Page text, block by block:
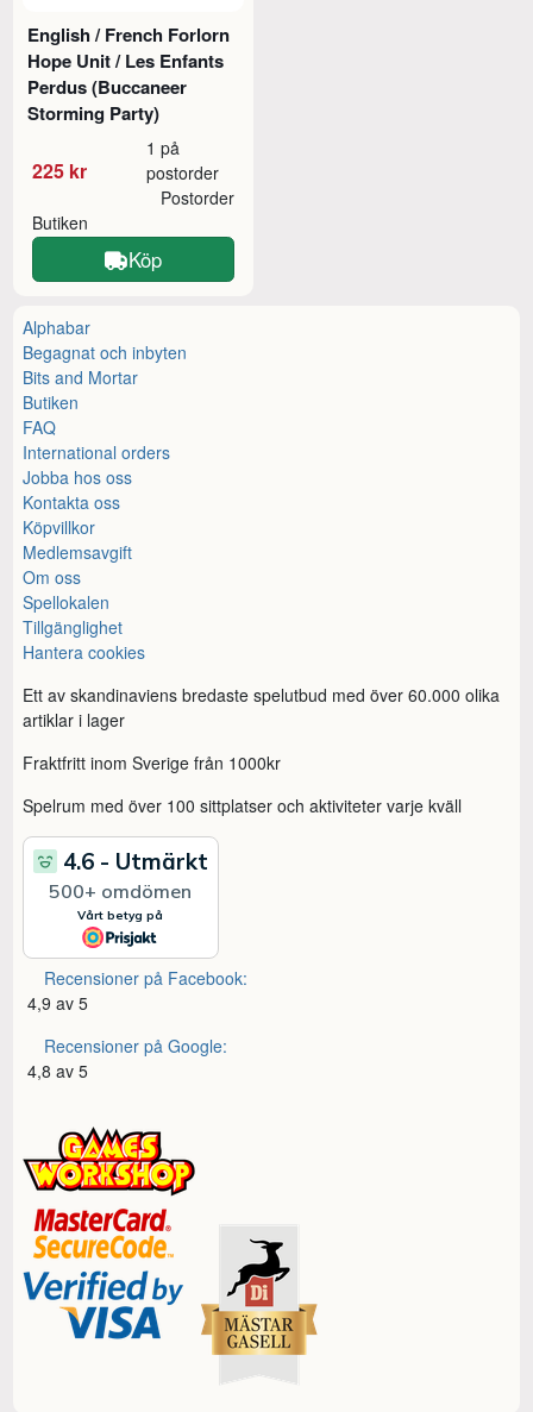
English / French Forlorn
Hope Unit / Les Enfants
Perdus (Buccaneer
Storming Party)
225 kr
1 på
postorder
Butiken
Postorder
Köp
Alphabar
Begagnat och inbyten
Bits and Mortar
Butiken
FAQ
International orders
Jobba hos oss
Kontakta oss
Köpvillkor
Medlemsavgift
Om oss
Spellokalen
Tillgänglighet
Hantera cookies
Ett av skandinaviens bredaste spelutbud med över 60.000 olika
artiklar i lager
Fraktfritt inom Sverige från 1000kr
Spelrum med över 100 sittplatser och aktiviteter varje kväll
Recensioner på Facebook:
4,9 av 5
Recensioner på Google:
4,8 av 5